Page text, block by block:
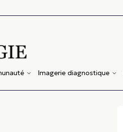
Imagerie diagnostique